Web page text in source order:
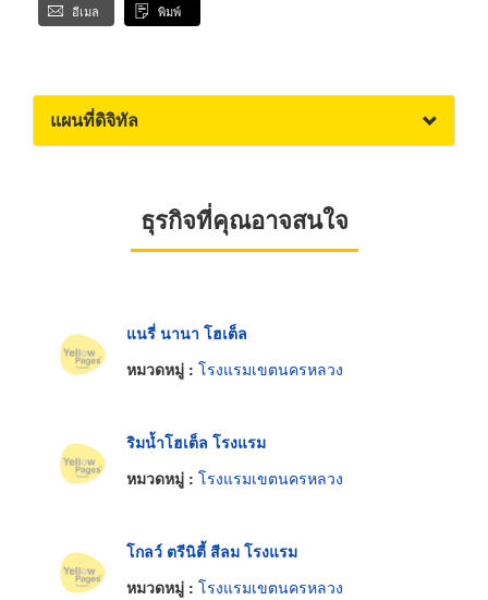
อีเมล พิมพ์
แผนที่ดิจิทัล
ธุรกิจที่คุณอาจสนใจ
แนรี่ นานา โฮเต็ล
หมวดหมู่ : โรงแรมเขตนครหลวง
ริมน้ำโฮเต็ล โรงแรม
หมวดหมู่ : โรงแรมเขตนครหลวง
โกลว์ ตรีนิตี้ สีลม โรงแรม
หมวดหมู่ : โรงแรมเขตนครหลวง